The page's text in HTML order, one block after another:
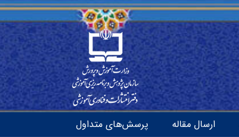
ارسال مقاله پرسش‌های متداول